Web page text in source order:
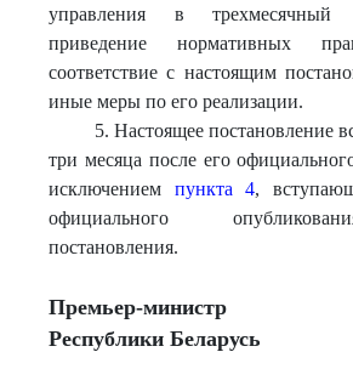
управления в трехмесячный
приведение нормативных
соответствие с настоящим
иные меры по его реализации.
5. Настоящее постановление
три месяца после его
исключением пункта 4,
официального
постановления.
Премьер-министр
Республики Беларусь